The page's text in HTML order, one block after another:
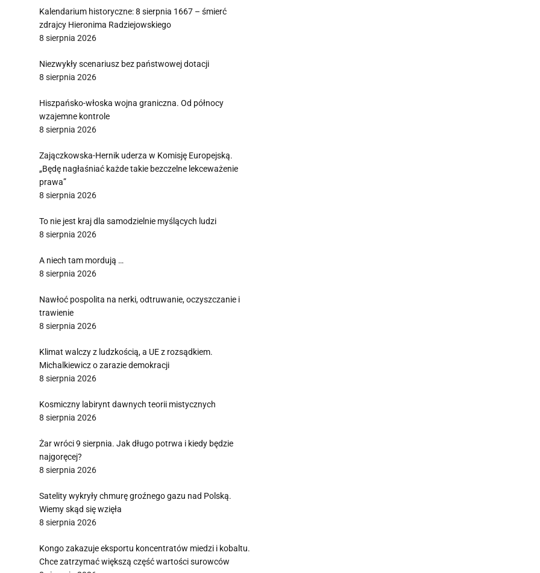
Kalendarium historyczne: 8 sierpnia 1667 – śmierć
zdrajcy Hieronima Radziejowskiego
8 sierpnia 2026
Niezwykły scenariusz bez państwowej dotacji
8 sierpnia 2026
Hiszpańsko-włoska wojna graniczna. Od północy
wzajemne kontrole
8 sierpnia 2026
Zajączkowska-Hernik uderza w Komisję Europejską.
„Będę nagłaśniać każde takie bezczelne lekceważenie
prawa”
8 sierpnia 2026
To nie jest kraj dla samodzielnie myślących ludzi
8 sierpnia 2026
A niech tam mordują …
8 sierpnia 2026
Nawłoć pospolita na nerki, odtruwanie, oczyszczanie i
trawienie
8 sierpnia 2026
Klimat walczy z ludzkością, a UE z rozsądkiem.
Michalkiewicz o zarazie demokracji
8 sierpnia 2026
Kosmiczny labirynt dawnych teorii mistycznych
8 sierpnia 2026
Żar wróci 9 sierpnia. Jak długo potrwa i kiedy będzie
najgoręcej?
8 sierpnia 2026
Satelity wykryły chmurę groźnego gazu nad Polską.
Wiemy skąd się wzięła
8 sierpnia 2026
Kongo zakazuje eksportu koncentratów miedzi i kobaltu.
Chce zatrzymać większą część wartości surowców